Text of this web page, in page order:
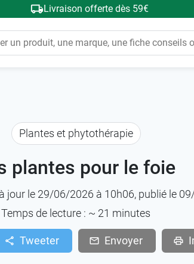
Livraison offerte dès 59€
Plantes et phytothérapie
plantes pour le foie
jour le 29/06/2026 à 10h06, publié le
Temps de lecture : ~ 21 minutes
Tweeter Envoyer